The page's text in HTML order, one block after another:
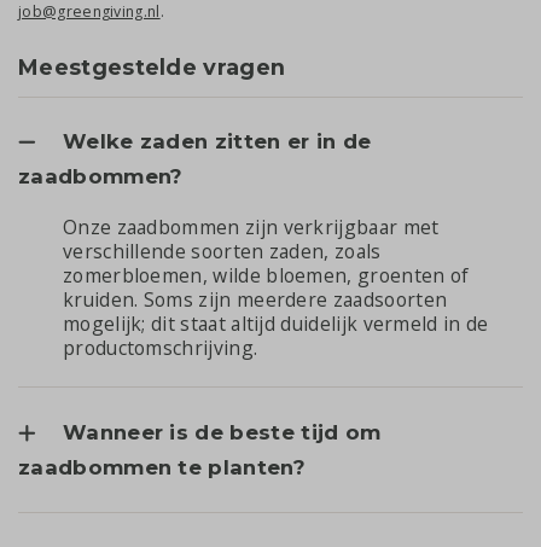
job@greengiving.nl.
Meestgestelde vragen
Welke zaden zitten er in de
zaadbommen?
Onze zaadbommen zijn verkrijgbaar met
verschillende soorten zaden, zoals
zomerbloemen, wilde bloemen, groenten of
kruiden. Soms zijn meerdere zaadsoorten
mogelijk; dit staat altijd duidelijk vermeld in de
productomschrijving.
Wanneer is de beste tijd om
zaadbommen te planten?